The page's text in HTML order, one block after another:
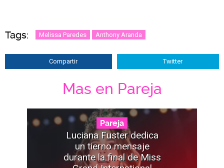
Tags: Melissa Paredes Anthony Aranda
Compartir Twitter
Mas en Pareja
Pareja
Luciana Fuster dedica
un tierno mensaje
durante la final de Miss